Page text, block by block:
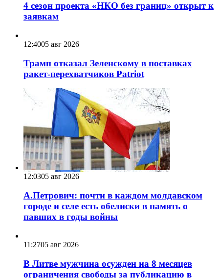
4 сезон проекта «НКО без границ» открыт к
заявкам
12:4005 авг 2026
Трамп отказал Зеленскому в поставках
ракет-перехватчиков Patriot
12:0305 авг 2026
А.Петрович: почти в каждом молдавском
городе и селе есть обелиски в память о
павших в годы войны
11:2705 авг 2026
В Литве мужчина осужден на 8 месяцев
ограничения свободы за публикацию в